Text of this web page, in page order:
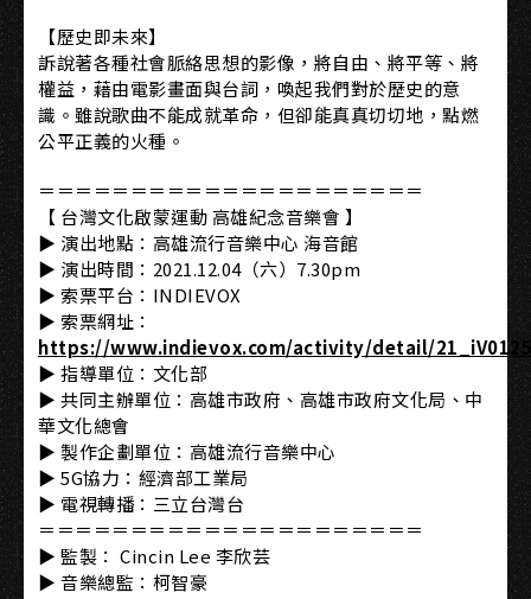
【歷史即未來】
訴說著各種社會脈絡思想的影像，將自由、將平等、將
權益，藉由電影畫面與台詞，喚起我們對於歷史的意
識。雖說歌曲不能成就革命，但卻能真真切切地，點燃
公平正義的火種。
＝＝＝＝＝＝＝＝＝＝＝＝＝＝＝＝＝＝＝＝＝
【 台灣文化啟蒙運動 高雄紀念音樂會 】
▶ 演出地點：高雄流行音樂中心 海音館
▶ 演出時間：2021.12.04（六）7.30pm
▶ 索票平台：INDIEVOX
▶ 索票網址：
https://www.indievox.com/activity/detail/
▶ 指導單位：文化部
▶ 共同主辦單位：高雄市政府、高雄市政府文化局、中
華文化總會
▶ 製作企劃單位：高雄流行音樂中心
▶ 5G協力：經濟部工業局
▶ 電視轉播：三立台灣台
＝＝＝＝＝＝＝＝＝＝＝＝＝＝＝＝＝＝＝＝＝
▶ 監製： Cincin Lee 李欣芸
▶ 音樂總監：柯智豪